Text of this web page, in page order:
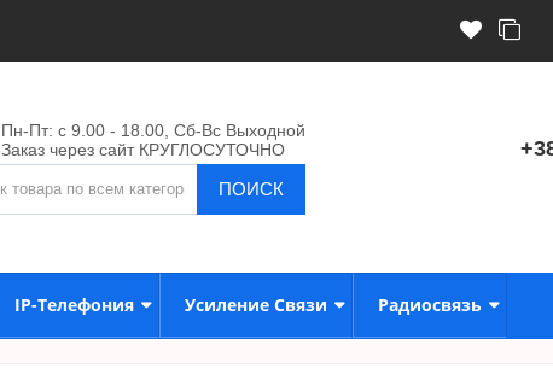
Пн-Пт: с 9.00 - 18.00, Сб-Вс Выходной
Заказ через сайт КРУГЛОСУТОЧНО
ПОИСК
IP-Телефония Усиление Связи Радиосвязь